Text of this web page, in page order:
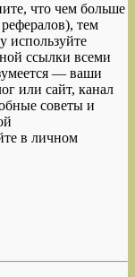
что чем больше
тем
используйте
ссылки всеми
— ваши
или сайт, канал
советы и
в личном